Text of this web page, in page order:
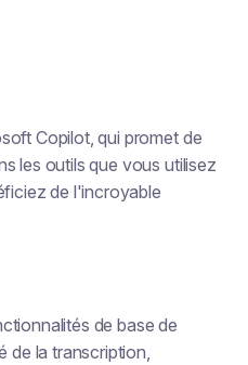
Copilot, qui promet de
les outils que vous utilisez
de l'incroyable
de base de
de la transcription,